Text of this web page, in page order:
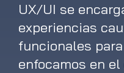
UX/UI se
experiencias
funcionales
enfocamos en